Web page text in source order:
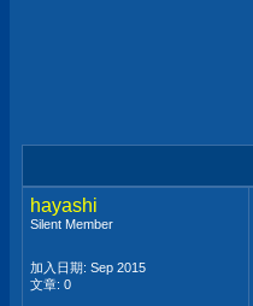
hayashi
Silent Member
加入日期: Sep 2015
文章: 0